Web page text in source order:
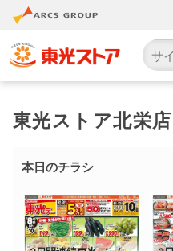
TOP 店舗・チラシ検索
東光ストア北栄店
本日のチラシ